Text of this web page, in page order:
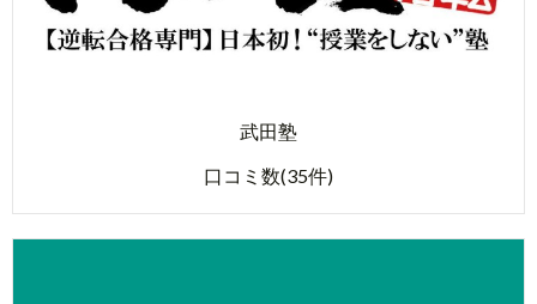
武田塾
口コミ数(35件)